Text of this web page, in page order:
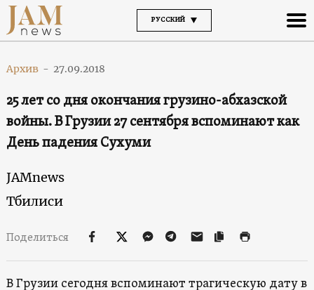
РУССКИЙ
Архив - 27.09.2018
25 лет со дня окончания грузино-абхазской
войны. В Грузии 27 сентября вспоминают как
День падения Сухуми
JAMnews
Тбилиси
Поделиться
В Грузии сегодня вспоминают трагическую дату в